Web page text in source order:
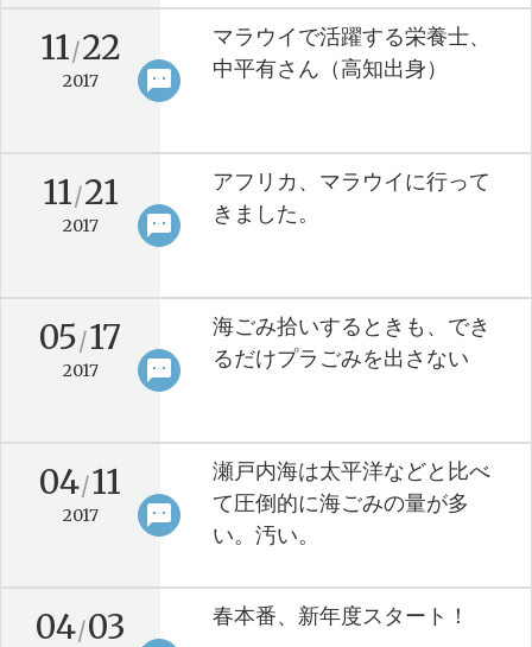
sms
11/22
2017
マラウイで活躍する栄養士、
中平有さん（高知出身）
keyboard_arrow_right
sms
11/21
2017
アフリカ、マラウイに行って
きました。
keyboard_arrow_right
sms
05/17
2017
海ごみ拾いするときも、でき
るだけプラごみを出さない
keyboard_arrow_right
sms
04/11
2017
瀬戸内海は太平洋などと比べ
て圧倒的に海ごみの量が多
い。汚い。
keyboard_arrow_right
04/03 春本番、新年度スタート！